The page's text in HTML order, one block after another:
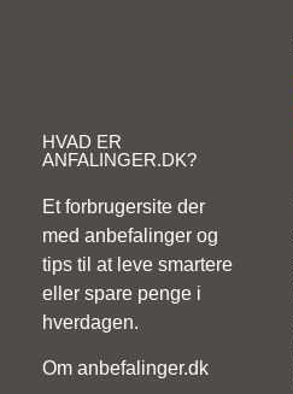
HVAD ER
ANFALINGER.DK?
Et forbrugersite der
med anbefalinger og
tips til at leve smartere
eller spare penge i
hverdagen.
Om anbefalinger.dk